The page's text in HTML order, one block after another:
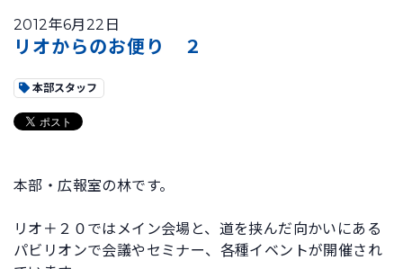
2012年6月22日
リオからのお便り ２
本部スタッフ
本部・広報室の林です。
リオ＋２０ではメイン会場と、道を挟んだ向かいにある
パビリオンで会議やセミナー、各種イベントが開催され